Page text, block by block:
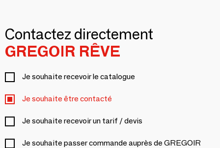
Contactez directement
GREGOIR RÊVE
Je souhaite recevoir le catalogue
Je souhaite être contacté
Je souhaite recevoir un tarif / devis
Je souhaite passer commande auprès de GREGOIR